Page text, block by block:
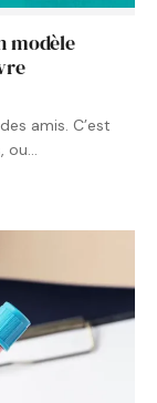
modèle
amis. C’est
ou…